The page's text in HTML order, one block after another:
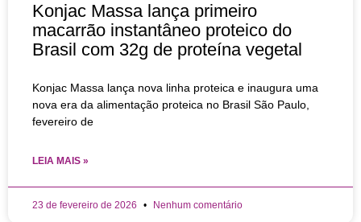
Konjac Massa lança primeiro
macarrão instantâneo proteico do
Brasil com 32g de proteína vegetal
Konjac Massa lança nova linha proteica e inaugura uma
nova era da alimentação proteica no Brasil São Paulo,
fevereiro de
LEIA MAIS »
23 de fevereiro de 2026 Nenhum comentário